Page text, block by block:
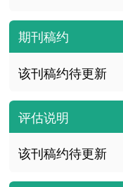
期刊稿约
该刊稿约待更新
评估说明
该刊稿约待更新